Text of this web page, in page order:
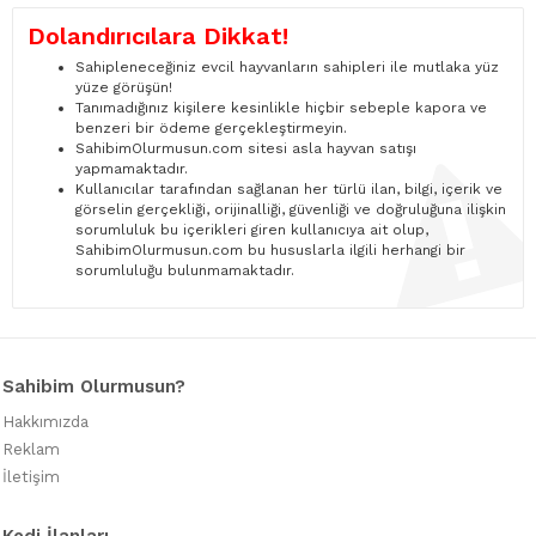
Dolandırıcılara Dikkat!
Sahipleneceğiniz evcil hayvanların sahipleri ile mutlaka yüz
yüze görüşün!
Tanımadığınız kişilere kesinlikle hiçbir sebeple kapora ve
benzeri bir ödeme gerçekleştirmeyin.
SahibimOlurmusun.com sitesi asla hayvan satışı
yapmamaktadır.
Kullanıcılar tarafından sağlanan her türlü ilan, bilgi, içerik ve
görselin gerçekliği, orijinalliği, güvenliği ve doğruluğuna ilişkin
sorumluluk bu içerikleri giren kullanıcıya ait olup,
SahibimOlurmusun.com bu hususlarla ilgili herhangi bir
sorumluluğu bulunmamaktadır.
Sahibim Olurmusun?
Hakkımızda
Reklam
İletişim